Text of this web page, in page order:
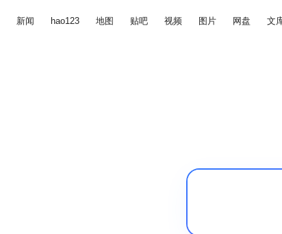
新闻 hao123 地图 贴吧 视频 图片 网盘 文